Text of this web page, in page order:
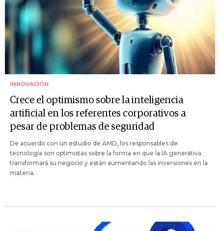
INNOVACIÓN
Crece el optimismo sobre la inteligencia
artificial en los referentes corporativos a
pesar de problemas de seguridad
De acuerdo con un estudio de AMD, los responsables de
tecnología son optimistas sobre la forma en que la IA generativa
transformará su negocio y están aumentando las inversiones en la
materia.